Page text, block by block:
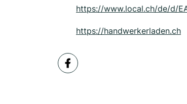
https://www.local.ch/de/d/
https://handwerkerladen.ch